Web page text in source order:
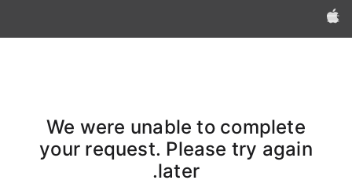
Apple‏
We were unable to complete
your request. Please try again
later.